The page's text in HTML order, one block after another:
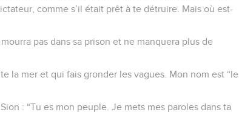
comme s’il était prêt à te détruire. Mais où est-
pas dans sa prison et ne manquera plus de
la mer et qui fais gronder les vagues. Mon nom est “le
: “Tu es mon peuple. Je mets mes paroles dans ta